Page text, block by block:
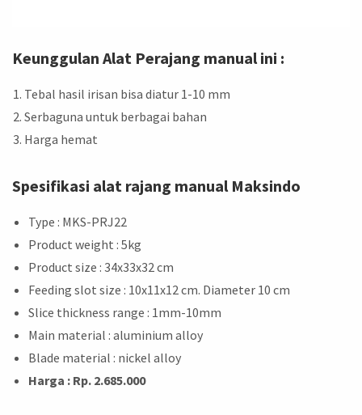
Keunggulan Alat Perajang manual ini :
Tebal hasil irisan bisa diatur 1-10 mm
Serbaguna untuk berbagai bahan
Harga hemat
Spesifikasi alat rajang manual Maksindo
Type : MKS-PRJ22
Product weight : 5kg
Product size : 34x33x32 cm
Feeding slot size : 10x11x12 cm. Diameter 10 cm
Slice thickness range : 1mm-10mm
Main material : aluminium alloy
Blade material : nickel alloy
Harga : Rp. 2.685.000